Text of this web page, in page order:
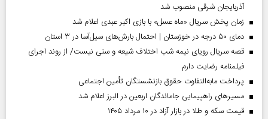
آذربایجان شرقی منصوب شد
زمان پخش سریال «ماه عسل» با بازی اکبر عبدی اعلام شد
دمای ۵۰ درجه در خوزستان | احتمال بارش‌های سیل‌آسا در ۳ استان
قصه سریال رویای نیمه شب اختلاف شیعه و سنی نیست/ از روند اجرای
فیلمنامه رضایت دارم
پرداخت مابه‌التفاوت حقوق بازنشستگان تأمین اجتماعی
مسیر‌های راهپیمایی جاماندگان اربعین در البرز اعلام شد
قیمت سکه و طلا در بازار آزاد در ۱۰ مرداد ۱۴۰۵